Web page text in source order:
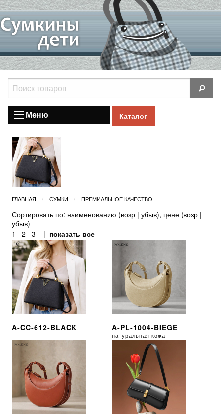
Меню Каталог
ГЛАВНАЯ СУМКИ ПРЕМИАЛЬНОЕ КАЧЕСТВО
Сортировать по: наименованию (возр | убыв), цене (возр |
убыв)
1
2 3 | показать все
A-CC-612-BLACK A-PL-1004-BIEGE
натуральная кожа